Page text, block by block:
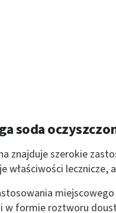
soda
znajduje szerokie
właściwości lecznicze,
w formie roztworu